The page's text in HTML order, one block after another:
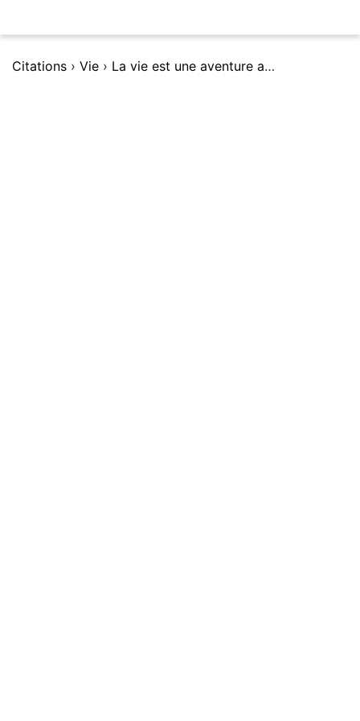
Citations › Vie › La vie est une aventure audacieuse ou elle n'est rien.